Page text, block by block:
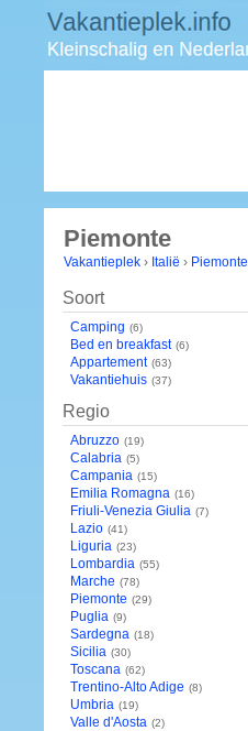
Piemonte
Vakantieplek › Italië › Piemonte
Soort
Camping (6)
Bed en breakfast (6)
Appartement (63)
Vakantiehuis (37)
Regio
Abruzzo (19)
Calabria (5)
Campania (15)
Emilia Romagna (16)
Friuli-Venezia Giulia (7)
Lazio (41)
Liguria (23)
Lombardia (55)
Marche (78)
Piemonte (29)
Puglia (9)
Sardegna (18)
Sicilia (30)
Toscana (62)
Trentino-Alto Adige (8)
Umbria (19)
Valle d'Aosta (2)